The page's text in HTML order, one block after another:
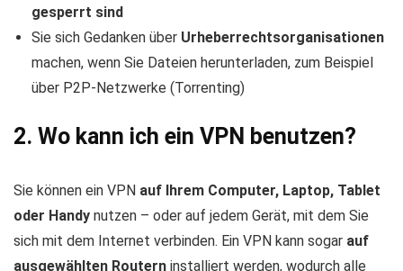
gesperrt sind
Sie sich Gedanken über Urheberrechtsorganisationen
machen, wenn Sie Dateien herunterladen, zum Beispiel
über P2P-Netzwerke (Torrenting)
2. Wo kann ich ein VPN benutzen?
Sie können ein VPN auf Ihrem Computer, Laptop, Tablet
oder Handy nutzen – oder auf jedem Gerät, mit dem Sie
sich mit dem Internet verbinden. Ein VPN kann sogar auf
ausgewählten Routern installiert werden, wodurch alle